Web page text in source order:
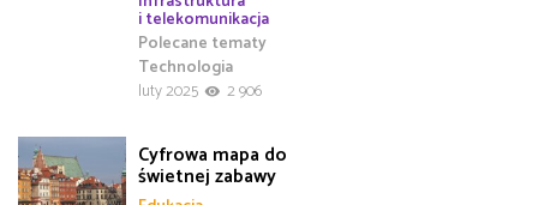
i telekomunikacja
Polecane tematy
Technologia
luty 2025
2 906
Cyfrowa mapa do
świetnej zabawy